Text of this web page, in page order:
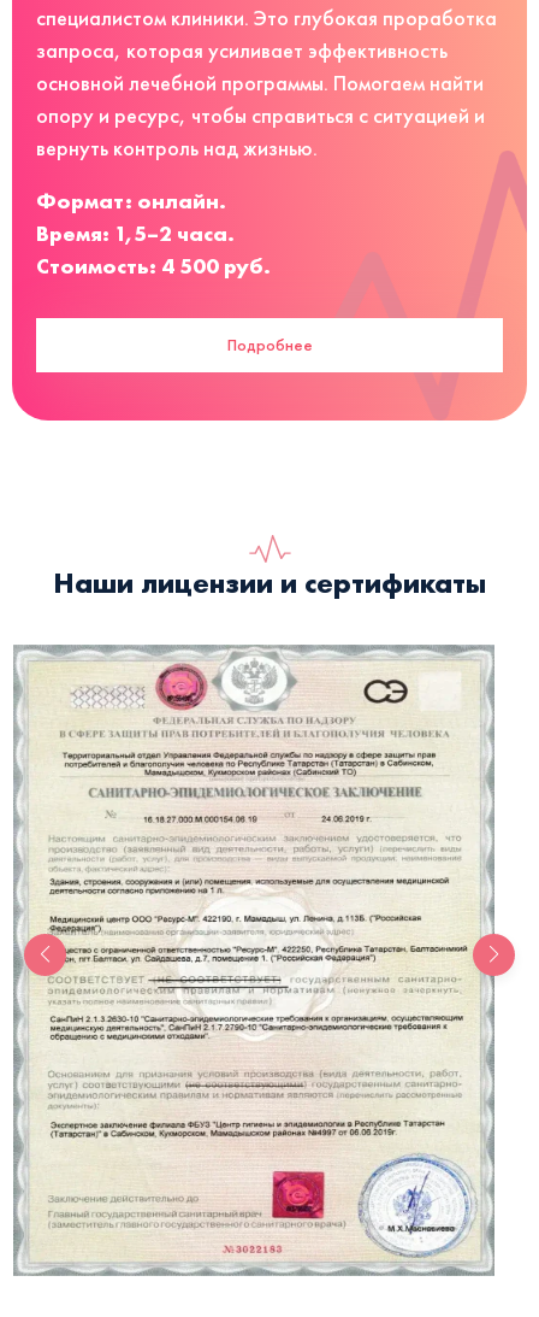
специалистом клиники. Это глубокая проработка
запроса, которая усиливает эффективность
основной лечебной программы. Помогаем найти
опору и ресурс, чтобы справиться с ситуацией и
вернуть контроль над жизнью.
Формат: онлайн.
Время: 1,5–2 часа.
Стоимость: 4 500 руб.
Подробнее
Наши лицензии и сертификаты